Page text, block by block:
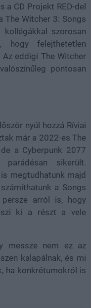
a CD Projekt RED-del
The Witcher 3: Songs
szorosan
hogy felejthetetlen
eddigi The Witcher
pontosan
nyúl hozzá Ríviai
már a 2022-es The
a Cyberpunk 2077
sikerült.
megtudhatunk majd
a Songs
arról is, hogy
ki a részt a vele
messze nem ez az
kalapálnak, és mi
ha konkrétumokról is